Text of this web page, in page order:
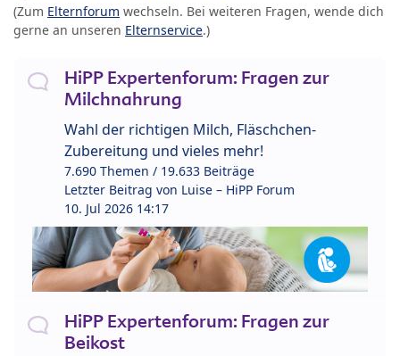
(Zum Elternforum wechseln. Bei weiteren Fragen, wende dich
gerne an unseren Elternservice.)
HiPP Expertenforum: Fragen zur
Milchnahrung
Wahl der richtigen Milch, Fläschchen-
Zubereitung und vieles mehr!
7.690 Themen / 19.633 Beiträge
Letzter Beitrag von Luise – HiPP Forum
10. Jul 2026 14:17
HiPP Expertenforum: Fragen zur
Beikost